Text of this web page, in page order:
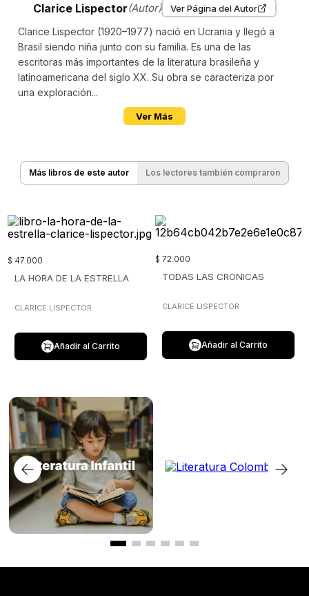
Clarice Lispector(Autor) Ver Página del Autor
Clarice Lispector (1920–1977) nació en Ucrania y llegó a
Brasil siendo niña junto con su familia. Es una de las
escritoras más importantes de la literatura brasileña y
latinoamericana del siglo XX. Su obra se caracteriza por
una exploración...
Ver Más
Más libros de este autor Los lectores también compraron
$ 47.000
LA HORA DE LA ESTRELLA
CLARICE LISPECTOR
Añadir al Carrito
$ 72.000
TODAS LAS CRONICAS
CLARICE LISPECTOR
Añadir al Carrito